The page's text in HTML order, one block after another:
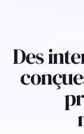
Des